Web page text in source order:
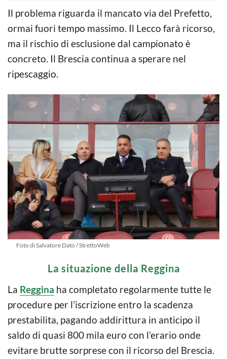
Il problema riguarda il mancato via del Prefetto,
ormai fuori tempo massimo. Il Lecco farà ricorso,
ma il rischio di esclusione dal campionato è
concreto. Il Brescia continua a sperare nel
ripescaggio.
Foto di Salvatore Dato / StrettoWeb
La situazione della Reggina
La Reggina ha completato regolarmente tutte le
procedure per l’iscrizione entro la scadenza
prestabilita, pagando addirittura in anticipo il
saldo di quasi 800 mila euro con l’erario onde
evitare brutte sorprese con il ricorso del Brescia.